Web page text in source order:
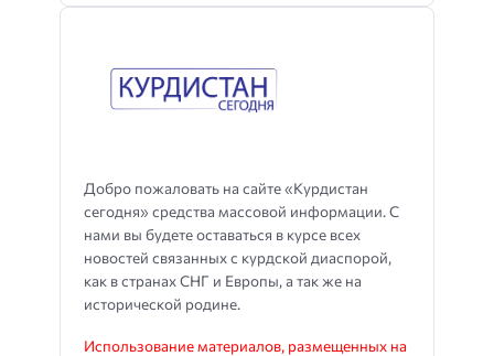
Добро пожаловать на сайте «Курдистан
сегодня» средства массовой информации. С
нами вы будете оставаться в курсе всех
новостей связанных с курдской диаспорой,
как в странах СНГ и Европы, а так же на
исторической родине.
Использование материалов, размещенных на